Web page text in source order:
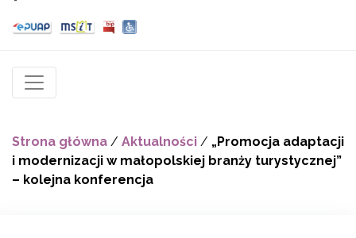
Strona główna / Aktualności / „Promocja adaptacji
i modernizacji w małopolskiej branży turystycznej”
– kolejna konferencja